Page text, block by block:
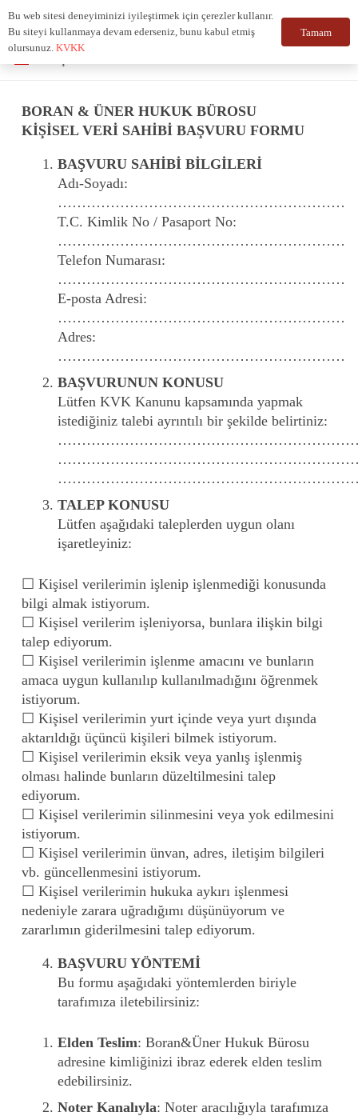
BORAN & ÜNER HUKUK BÜROSU
KİŞİSEL VERİ SAHİBİ BAŞVURU FORMU
BAŞVURU SAHİBİ BİLGİLERİ
Adı-Soyadı:
……………………………………………………
T.C. Kimlik No / Pasaport No:
……………………………………………………
Telefon Numarası:
……………………………………………………
E-posta Adresi:
……………………………………………………
Adres:
……………………………………………………
BAŞVURUNUN KONUSU
Lütfen KVK Kanunu kapsamında yapmak
istediğiniz talebi ayrıntılı bir şekilde belirtiniz:
TALEP KONUSU
Lütfen aşağıdaki taleplerden uygun olanı
işaretleyiniz:
☐ Kişisel verilerimin işlenip işlenmediği konusunda
bilgi almak istiyorum.
☐ Kişisel verilerim işleniyorsa, bunlara ilişkin bilgi
talep ediyorum.
☐ Kişisel verilerimin işlenme amacını ve bunların
amaca uygun kullanılıp kullanılmadığını öğrenmek
istiyorum.
☐ Kişisel verilerimin yurt içinde veya yurt dışında
aktarıldığı üçüncü kişileri bilmek istiyorum.
☐ Kişisel verilerimin eksik veya yanlış işlenmiş
olması halinde bunların düzeltilmesini talep
ediyorum.
☐ Kişisel verilerimin silinmesini veya yok edilmesini
istiyorum.
☐ Kişisel verilerimin ünvan, adres, iletişim bilgileri
vb. güncellenmesini istiyorum.
☐ Kişisel verilerimin hukuka aykırı işlenmesi
nedeniyle zarara uğradığımı düşünüyorum ve
zararlımın giderilmesini talep ediyorum.
BAŞVURU YÖNTEMİ
Bu formu aşağıdaki yöntemlerden biriyle
tarafımıza iletebilirsiniz:
Elden Teslim: Boran&Üner Hukuk Bürosu
adresine kimliğinizi ibraz ederek elden teslim
edebilirsiniz.
Noter Kanalıyla: Noter aracılığıyla tarafımıza
Bu web sitesi deneyiminizi iyileştirmek için çerezler kullanır.
Bu siteyi kullanmaya devam ederseniz, bunu kabul etmiş
olursunuz. KVKK
Tamam